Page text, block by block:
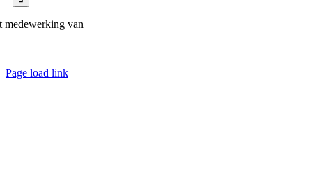
medewerking van
Page load link